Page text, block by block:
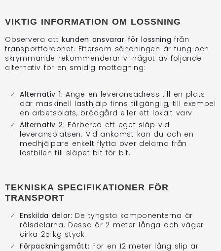
VIKTIG INFORMATION OM LOSSNING
Observera attkunden ansvarar för lossning från
transportfordonet. Eftersom sändningen är tung och
skrymmande rekommenderar vi något av följande
alternativ för en smidig mottagning:
Alternativ 1: Ange en leveransadress till en plats
där maskinell lasthjälp finns tillgänglig, till exempel
en arbetsplats, brädgård eller ett lokalt varv.
Alternativ 2: Förbered ett eget släp vid
leveransplatsen. Vid ankomst kan du och en
medhjälpare enkelt flytta över delarna från
lastbilen till släpet bit för bit.
TEKNISKA SPECIFIKATIONER FÖR
TRANSPORT
Enskilda delar: De tyngsta komponenterna är
rälsdelarna. Dessa är 2 meter långa och väger
cirka 25 kg styck.
Förpackningsmått: För en 12 meter lång slip är